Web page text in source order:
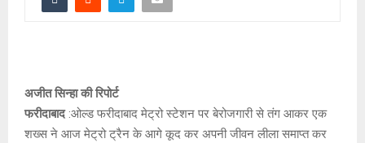
अजीत सिन्हा की रिपोर्ट
फरीदाबाद:ओल्ड फरीदाबाद मेट्रो स्टेशन पर बेरोजगारी से तंग आकर एक
शख्स ने आज मेट्रो ट्रैन के आगे कूद कर अपनी जीवन लीला समाप्त कर